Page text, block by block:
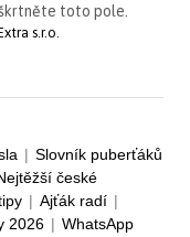
toto pole.
s.r.o.
| Slovník puberťáků
české
| Ajťák radí |
2026 | WhatsApp